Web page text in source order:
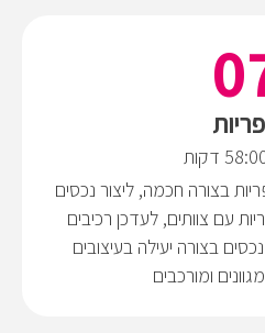
בצורה חכמה, ליצור נכסים
עם צוותים, לעדכן רכיבים
בצורה יעילה בעיצובים
ומורכבים
דקות